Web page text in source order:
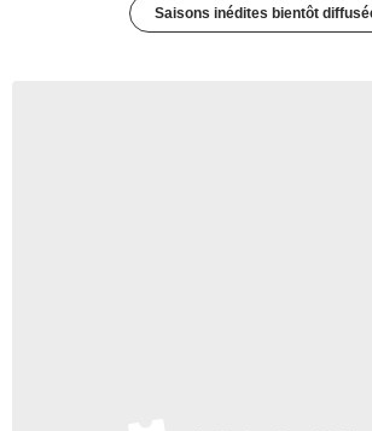
Saisons inédites bientôt